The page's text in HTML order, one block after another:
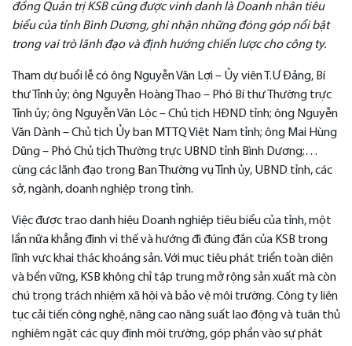
đồng Quản trị KSB cũng được vinh danh là Doanh nhân tiêu
biểu của tỉnh Bình Dương, ghi nhận những đóng góp nổi bật
trong vai trò lãnh đạo và định hướng chiến lược cho công ty.
Tham dự buổi lễ có ông Nguyễn Văn Lợi – Ủy viên T.Ư Đảng, Bí
thư Tỉnh ủy; ông Nguyễn Hoàng Thao – Phó Bí thư Thường trực
Tỉnh ủy; ông Nguyễn Văn Lộc – Chủ tịch HĐND tỉnh; ông Nguyễn
Văn Dành – Chủ tịch Ủy ban MTTQ Việt Nam tỉnh; ông Mai Hùng
Dũng – Phó Chủ tịch Thường trực UBND tỉnh Bình Dương;…
cùng các lãnh đạo trong Ban Thường vụ Tỉnh ủy, UBND tỉnh, các
sở, ngành, doanh nghiệp trong tỉnh.
Việc được trao danh hiệu Doanh nghiệp tiêu biểu của tỉnh, một
lần nữa khẳng định vị thế và hướng đi đúng đắn của KSB trong
lĩnh vực khai thác khoáng sản. Với mục tiêu phát triển toàn diện
và bền vững, KSB không chỉ tập trung mở rộng sản xuất mà còn
chú trọng trách nhiệm xã hội và bảo vệ môi trường. Công ty liên
tục cải tiến công nghệ, nâng cao năng suất lao động và tuân thủ
nghiêm ngặt các quy định môi trường, góp phần vào sự phát